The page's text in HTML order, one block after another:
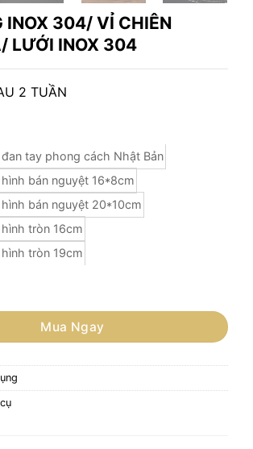
INOX 304/ VỈ CHIÊN
LƯỚI INOX 304
2 TUẦN
tay phong cách Nhật Bản
bán nguyệt 16*8cm
bán nguyệt 20*10cm
tròn 16cm
tròn 19cm
304/ VỈ CHIÊN TEMPURA/ LƯỚI INOX
Mua Ngay